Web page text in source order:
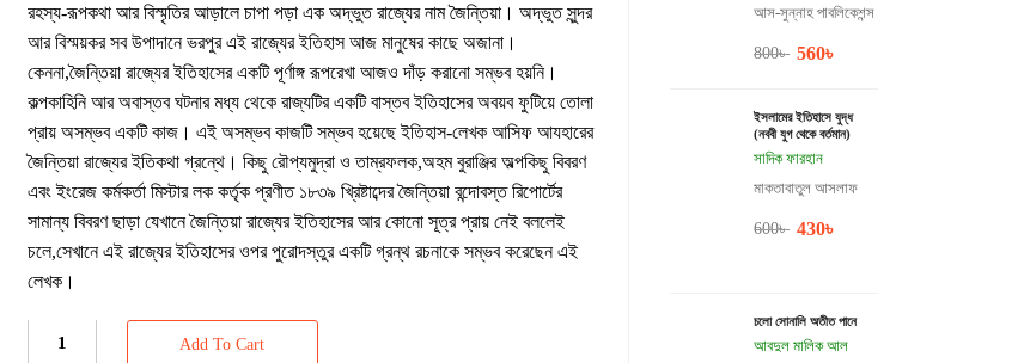
আস-সুন্নাহ পাবলিকেশন্স
800৳ 560৳
ইসলামের ইতিহাসে যুদ্ধ
(নববী যুগ থেকে বর্তমান)
সাদিক ফারহান
মাকতাবাতুল আসলাফ
600৳ 430৳
চলো সোনালি অতীত পানে
আবদুল মালিক আল
রহস্য-রূপকথা আর বিস্মৃতির আড়ালে চাপা পড়া এক অদ্ভুত রাজ্যের নাম জৈন্তিয়া। অদ্ভুত সুন্দর
আর বিস্ময়কর সব উপাদানে ভরপুর এই রাজ্যের ইতিহাস আজ মানুষের কাছে অজানা।
কেননা,জৈন্তিয়া রাজ্যের ইতিহাসের একটি পূর্ণাঙ্গ রূপরেখা আজও দাঁড় করানো সম্ভব হয়নি।
কল্পকাহিনি আর অবাস্তব ঘটনার মধ্য থেকে রাজ্যটির একটি বাস্তব ইতিহাসের অবয়ব ফুটিয়ে তোলা
প্রায় অসম্ভব একটি কাজ। এই অসম্ভব কাজটি সম্ভব হয়েছে ইতিহাস-লেখক আসিফ আযহারের
জৈন্তিয়া রাজ্যের ইতিকথা গ্রন্থে। কিছু রৌপ্যমুদ্রা ও তাম্রফলক,অহম বুরাঞ্জির অল্পকিছু বিবরণ
এবং ইংরেজ কর্মকর্তা মিস্টার লক কর্তৃক প্রণীত ১৮৩৯ খ্রিষ্টাব্দের জৈন্তিয়া বন্দোবস্ত রিপোর্টের
সামান্য বিবরণ ছাড়া যেখানে জৈন্তিয়া রাজ্যের ইতিহাসের আর কোনো সূত্র প্রায় নেই বললেই
চলে,সেখানে এই রাজ্যের ইতিহাসের ওপর পুরোদস্তুর একটি গ্রন্থ রচনাকে সম্ভব করেছেন এই
লেখক।
Add To Cart